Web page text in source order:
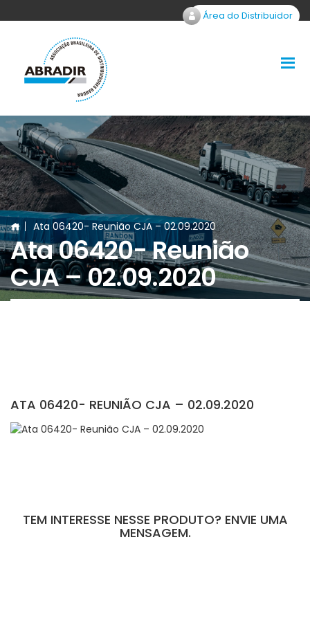
Área do Distribuidor
Ata 06420- Reunião CJA – 02.09.2020
Ata 06420- Reunião
CJA – 02.09.2020
ATA 06420- REUNIÃO CJA – 02.09.2020
TEM INTERESSE NESSE PRODUTO? ENVIE UMA
MENSAGEM.